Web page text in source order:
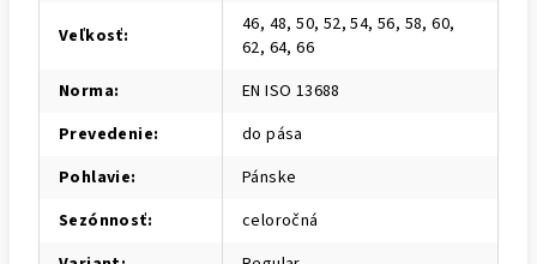
Veľkosť:
46, 48, 50, 52, 54, 56, 58, 60,
62, 64, 66
Norma:
EN ISO 13688
Prevedenie:
do pása
Pohlavie:
Pánske
Sezónnosť:
celoročná